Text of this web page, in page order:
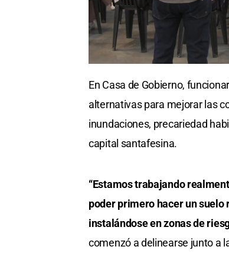
En Casa de Gobierno,
alternativas para mejorar las
inundaciones, precariedad
capital santafesina.
“Estamos trabajando
poder primero hacer un suelo
instalándose en zonas de
comenzó a delinearse junto a